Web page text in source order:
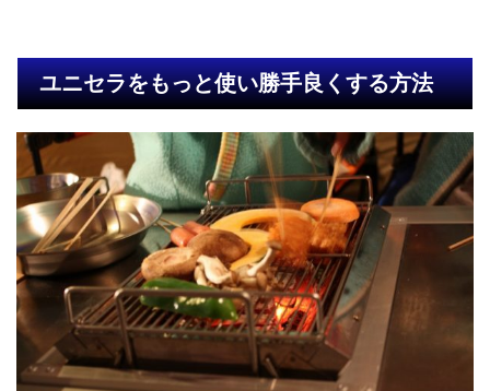
ユニセラをもっと使い勝手良くする方法